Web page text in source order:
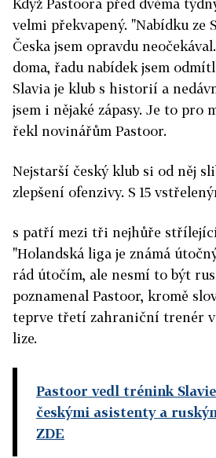
Když Pastoora před dvěma
velmi překvapený. "Nabídku ze
Česka jsem opravdu
doma, řadu nabídek jsem
Slavia je klub s historií a
jsem i nějaké zápasy. Je to pro
řekl novinářům Pastoor.
Nejstarší český klub si od něj
zlepšení ofenzivy. S 15
s patří mezi tři nejhůře
"Holandská liga je známá
rád útočím, ale nesmí to být
poznamenal Pastoor, kromě
teprve třetí zahraniční trenér v
lize.
Pastoor vedl trénink
českými asistenty a
ZDE